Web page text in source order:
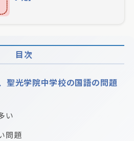
目次
聖光学院中学校の国語の問題
い
問題